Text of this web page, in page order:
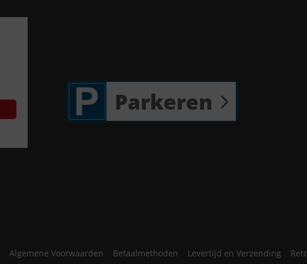
Parkeren
Algemene Voorwaarden Betaalmethoden Levertijd en Verzending